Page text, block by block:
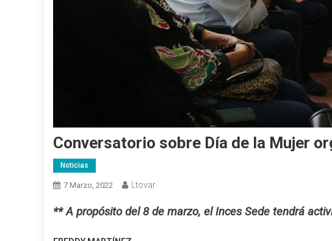
Conversatorio sobre Día de la Mujer
Noticias
7 Marzo, 2022 Ltovar
** A propósito del 8 de marzo, el Inces Sede tendrá